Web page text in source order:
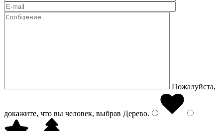
Пожалуйста,
докажите, что вы человек, выбрав Дерево.